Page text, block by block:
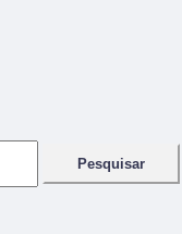
Pesquisar